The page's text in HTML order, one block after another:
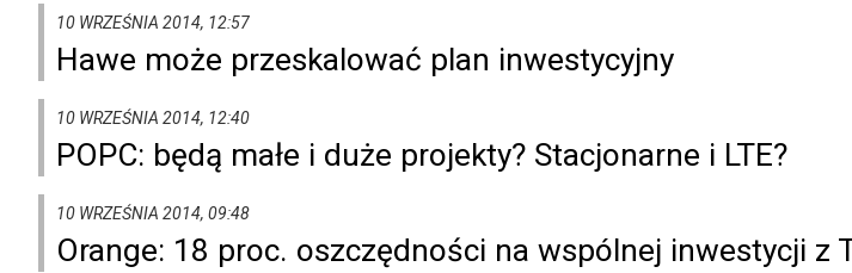
10 WRZEŚNIA 2014, 12:57
Hawe może przeskalować plan inwestycyjny
10 WRZEŚNIA 2014, 12:40
POPC: będą małe i duże projekty? Stacjonarne i LTE?
10 WRZEŚNIA 2014, 09:48
Orange: 18 proc. oszczędności na wspólnej inwestycji z